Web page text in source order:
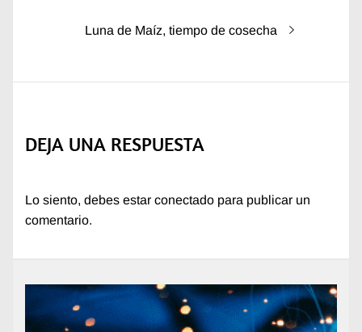
Entrada
Luna de Maíz, tiempo de cosecha
DEJA UNA RESPUESTA
Lo siento, debes estar conectado para publicar un
comentario.